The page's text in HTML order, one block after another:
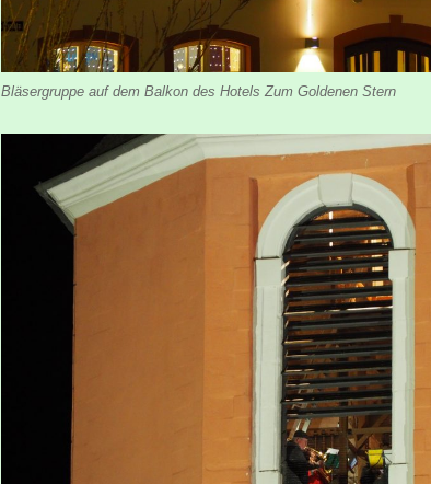
Bläsergruppe auf dem Balkon des Hotels Zum Goldenen Stern